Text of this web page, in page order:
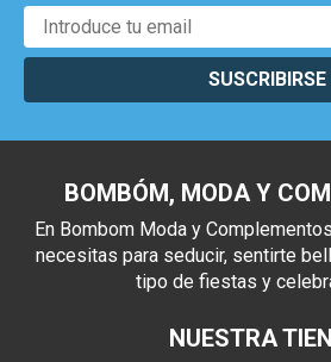
SUSCRIBIRSE
BOMBÓM, MODA Y
En Bombom Moda y
necesitas para seducir, sentirte
tipo de fiestas y
NUESTRA